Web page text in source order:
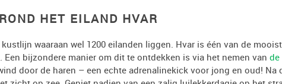
HET EILAND HVAR
waaraan wel 1200 eilanden liggen. Hvar is één van de
bijzondere manier om dit te ontdekken is via het nemen van de
door de haren – een echte adrenalinekick voor jong en oud!